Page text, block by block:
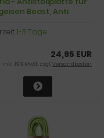
Beast, Anti
1-3 Tage
24,95 EUR
inkl. 19 % MwSt. zzgl.Versandkosten